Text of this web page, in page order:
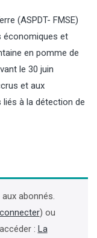
(ASPDT- FMSE)
économiques et
en pomme de
le 30 juin
et aux
à la détection de
abonnés.
) ou
: La